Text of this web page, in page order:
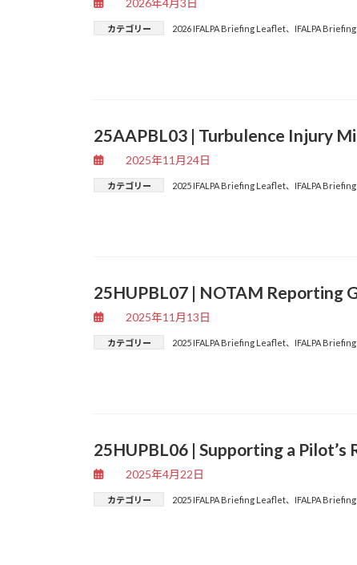
2026年4月3日
カテゴリー 2026 IFALPA Briefing Leaflet、 IFALPA
25AAPBL03 | Turbulence Injury
2025年11月24日
カテゴリー 2025 IFALPA Briefing Leaflet、 IFALPA
25HUPBL07 | NOTAM Reporting
2025年11月13日
カテゴリー 2025 IFALPA Briefing Leaflet、 IFALPA
25HUPBL06 | Supporting a
2025年4月22日
カテゴリー 2025 IFALPA Briefing Leaflet、 IFALPA